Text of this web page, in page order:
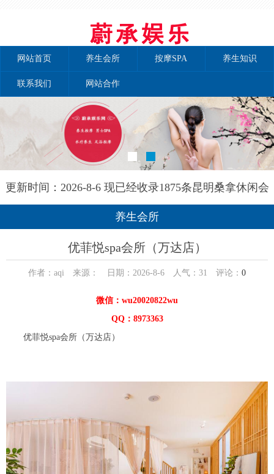
网站首页 养生会所 按摩SPA 养生知识
联系我们 网站合作
更新时间：2026-8-6 现已经收录1875条昆明桑拿休闲会
所-昆明泰自然养生网信息
养生会所
优菲悦spa会所（万达店）
作者：aqi 来源： 日期：2026-8-6 人气： 31 评论： 0
微信：wu20020822wu
QQ：8973363
优菲悦spa会所（万达店）